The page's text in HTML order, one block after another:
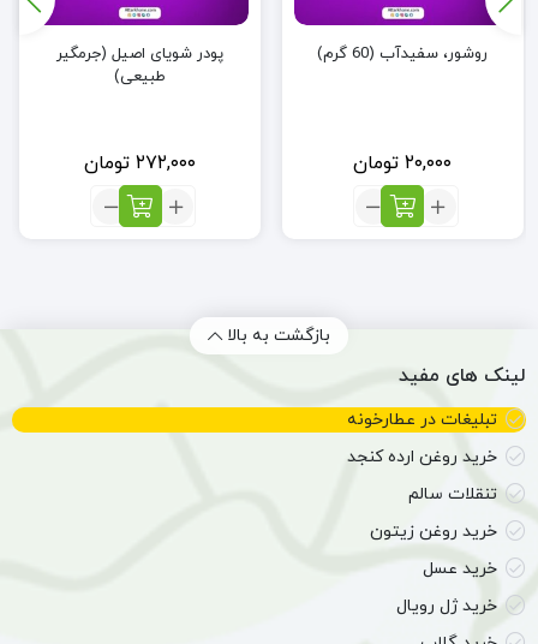
روشور، سفیدآب (60 گرم)
۲۰,۰۰۰ تومان
تعداد:
روشور،
پودر شویای اصیل (جرمگیر
طبیعی)
۲۷۲,۰۰۰ تومان
تعداد:
پودر
بازگشت به بالا
لینک های مفید
تبلیغات در عطارخونه
خرید روغن ارده کنجد
تنقلات سالم
خرید روغن زیتون
خرید عسل
خرید ژل رویال